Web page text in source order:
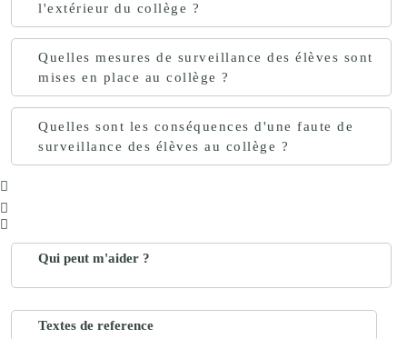
l'extérieur du collège ?
Quelles mesures de surveillance des élèves sont
mises en place au collège ?
Quelles sont les conséquences d'une faute de
surveillance des élèves au collège ?
Qui peut m'aider ?
Textes de reference